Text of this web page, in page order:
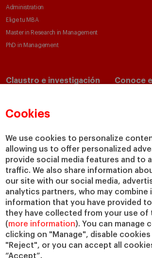
Cookies
We use cookies to personalize
allowing us to offer personalized
provide social media features and to
traffic. We also share information
our site with our social media,
analytics partners, who may
information that you have provided
they have collected from your use of
(more information). You can manage
clicking on "Manage", disable
"Reject", or you can accept all
“Accept”.
Administration
Elige tu MBA
Master in Research in Management
PhD in Management
Claustro e investigación
Departamentos académicos
Cátedras
IESE Insight
IESE Publishing
Conoce
Nuestro
Colabora con
Servicios
Biblioteca
Canal de
Capellanía
IESE Shop
Jobs @IESE
Préstamos y